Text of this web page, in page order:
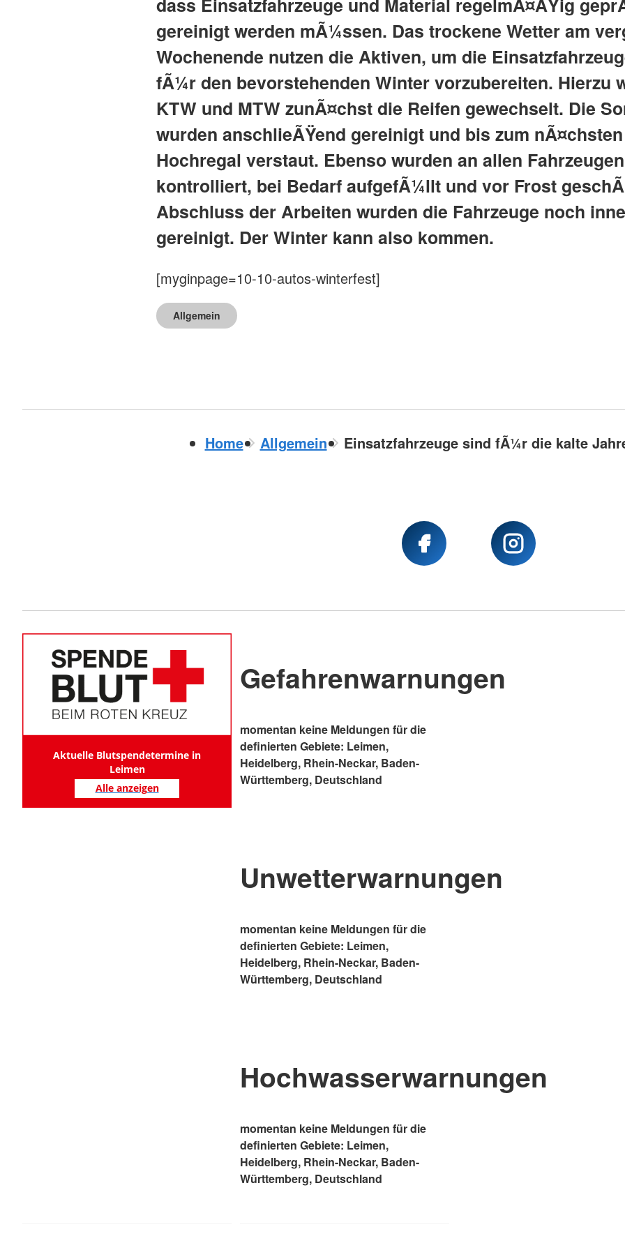
gereinigt werden mÃ¼ssen. Das trockene Wetter am
Wochenende nutzen die Aktiven, um die
fÃ¼r den bevorstehenden Winter vorzubereiten. Hierzu
KTW und MTW zunÃ¤chst die Reifen gewechselt. Die
wurden anschlieÃŸend gereinigt und bis zum
Hochregal verstaut. Ebenso wurden an allen
kontrolliert, bei Bedarf aufgefÃ¼llt und vor Frost
Abschluss der Arbeiten wurden die Fahrzeuge noch
gereinigt. Der Winter kann also kommen.
[myginpage=10-10-autos-winterfest]
Allgemein
Home Allgemein Einsatzfahrzeuge sind fÃ¼r die kalte
Aktuelle Blutspendetermine in
Leimen
Alle anzeigen
Gefahrenwarnungen
momentan keine Meldungen für die
definierten Gebiete: Leimen,
Heidelberg, Rhein-Neckar, Baden-
Württemberg, Deutschland
Unwetterwarnungen
momentan keine Meldungen für die
definierten Gebiete: Leimen,
Heidelberg, Rhein-Neckar, Baden-
Württemberg, Deutschland
Hochwasserwarnungen
momentan keine Meldungen für die
definierten Gebiete: Leimen,
Heidelberg, Rhein-Neckar, Baden-
Württemberg, Deutschland